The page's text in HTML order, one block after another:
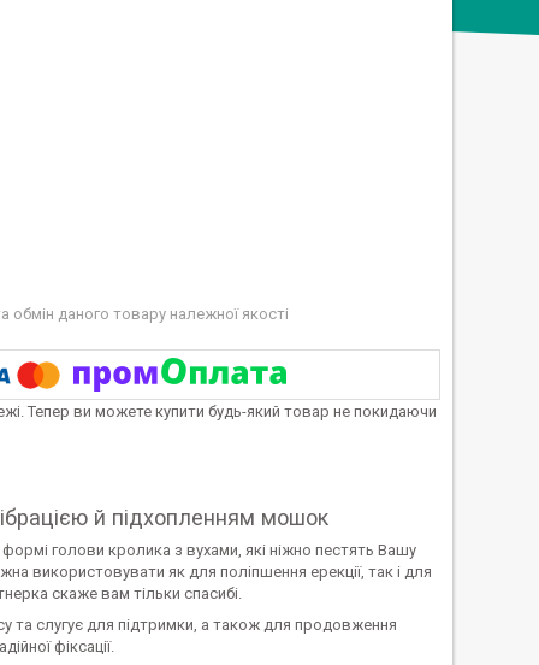
даного товару належної якості
Тепер ви можете купити будь-який товар не покидаючи
й підхопленням мошок
голови кролика з вухами, які ніжно пестять Вашу
використовувати як для поліпшення ерекції, так і для
скаже вам тільки спасибі.
та слугує для підтримки, а також для продовження
фіксації.